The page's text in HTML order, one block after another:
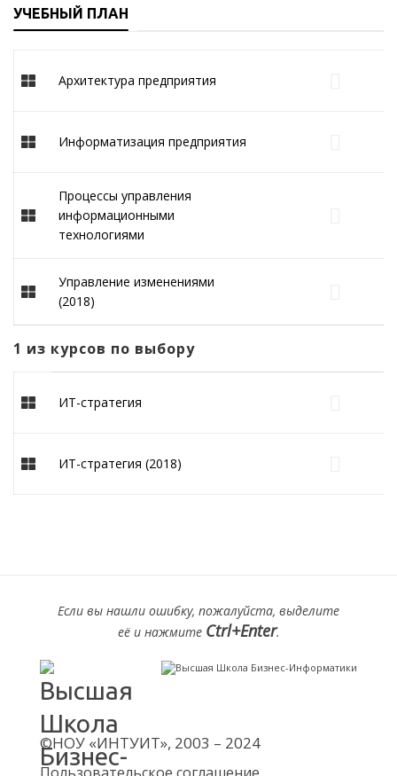
УЧЕБНЫЙ ПЛАН
Архитектура предприятия
Информатизация предприятия
Процессы управления
информационными
технологиями
Управление изменениями
(2018)
1 из курсов по выбору
ИТ-стратегия
ИТ-стратегия (2018)
Если вы нашли ошибку, пожалуйста, выделите
её и нажмите Ctrl+Enter.
©НОУ «ИНТУИТ», 2003 – 2024